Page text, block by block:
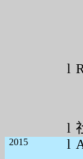
l
l
2015 l